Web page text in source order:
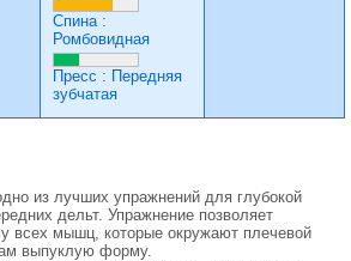
Спина:
Ромбовидная
Пресс : Передняя
зубчатая
из лучших упражнений для глубокой
дельт. Упражнение позволяет
всех мышц, которые окружают плечевой
выпуклую форму.